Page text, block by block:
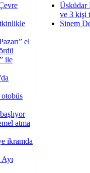
el
ile
atma
ikramda
Üsküdar
ve 3 kişi
Sinem